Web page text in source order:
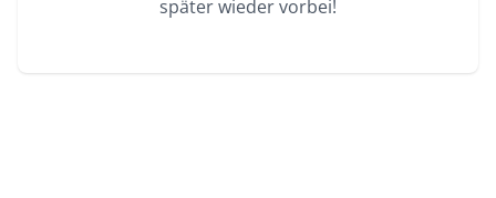
später wieder vorbei!